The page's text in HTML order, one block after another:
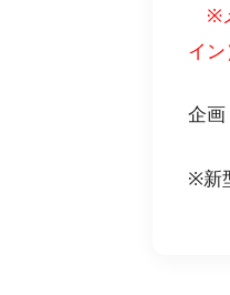
※
イン
企
※新